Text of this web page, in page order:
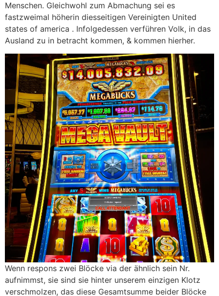
Menschen. Gleichwohl zum Abmachung sei es
fastzweimal höherin diesseitigen Vereinigten United
states of america . Infolgedessen verführen Volk, in das
Ausland zu in betracht kommen, & kommen hierher.
Wenn respons zwei Blöcke via der ähnlich sein Nr.
aufnimmst, sie sind sie hinter unserem einzigen Klotz
verschmolzen, das diese Gesamtsumme beider Blöcke